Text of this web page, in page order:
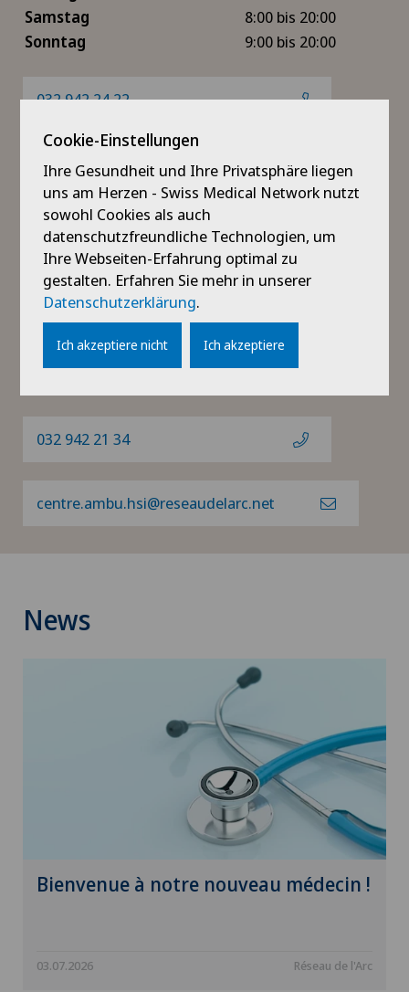
Samstag
8:00 bis 20:00
Sonntag
9:00 bis 20:00
032 942 24 22
reception.hsi@reseaudelarc.net
Ambulantes Zentrum
Montag
7:30 bis 17:00
Dienstag
7:30 bis 17:00
Mittwoch
7:30 bis 17:00
Donnerstag
032 942 21 34
centre.ambu.hsi@reseaudelarc.net
News
Bienvenue à notre nouveau médecin !
03.07.2026 Réseau de l'Arc
Cookie-Einstellungen
Ihre Gesundheit und Ihre Privatsphäre liegen
uns am Herzen - Swiss Medical Network nutzt
sowohl Cookies als auch
datenschutzfreundliche Technologien, um
Ihre Webseiten-Erfahrung optimal zu
gestalten. Erfahren Sie mehr in unserer
Datenschutzerklärung.
Ich akzeptiere nicht Ich akzeptiere